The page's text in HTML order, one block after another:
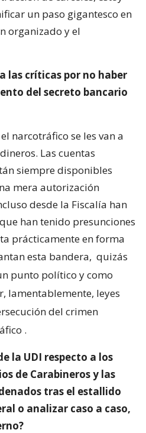
un paso gigantesco en
organizado y el
las críticas por no haber
del secreto bancario
narcotráfico se les van a
Las cuentas
siempre disponibles
mera autorización
desde la Fiscalía han
han tenido presunciones
prácticamente en forma
esta bandera, quizás
punto político y como
lamentablemente, leyes
del crimen
.
la UDI respecto a los
de Carabineros y las
tras el estallido
o analizar caso a caso,